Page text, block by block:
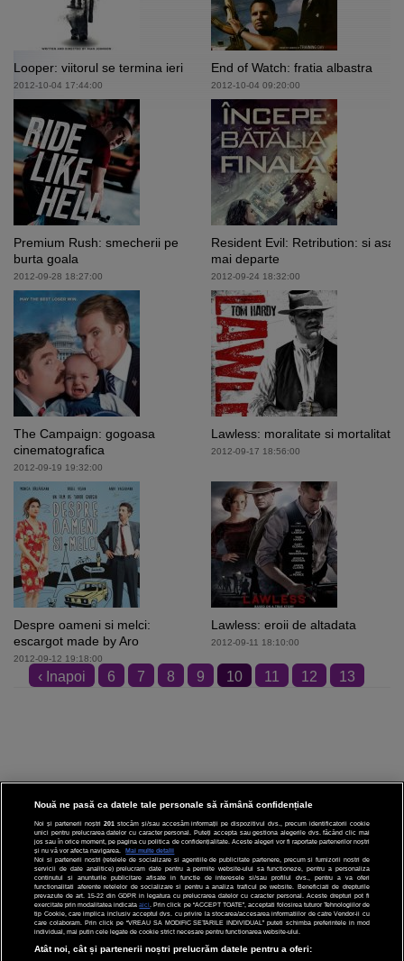
Looper: viitorul se termina ieri
2012-10-04 17:44:00
End of Watch: fratia albastra
2012-10-04 09:20:00
Premium Rush: smecherii pe
burta goala
2012-09-28 18:27:00
Resident Evil: Retribution: si asa
mai departe
2012-09-24 18:32:00
The Campaign: gogoasa
cinematografica
2012-09-19 19:32:00
Lawless: moralitate si mortalitate
2012-09-17 18:56:00
Despre oameni si melci:
escargot made by Aro
2012-09-12 19:18:00
Lawless: eroii de altadata
2012-09-11 18:10:00
‹ Inapoi 6 7 8 9 10 11 12
13
CINEMA
DIVERTISMENT
STIRI
TEHNOLOGIE
Nouă ne pasă ca datele tale personale să rămână confidențiale
Noi și partenerii noștri 201 stocăm și/sau accesăm informații pe dispozitivul dvs., precum identificatorii cookie
unici pentru prelucrarea datelor cu caracter personal. Puteți accepta sau gestiona alegerile dvs. făcând clic mai
jos sau în orice moment, pe pagina cu politica de confidențialitate. Aceste alegeri vor fi raportate partenerilor noștri
și nu vă vor afecta navigarea.
Mai multe detalii
Noi si partenerii nostri (retelele de socializare si agentiile de publicitate partenere, precum si furnizorii nostri de
servicii de date analitice) prelucram date pentru a permite website-ului sa functioneze, pentru a personaliza
continutul si anunturile publicitare afisate in functie de interesele si/sau profilul dvs., pentru a va oferi
functionalitati aferente retelelor de socializare si pentru a analiza traficul pe website. Beneficiati de drepturile
prevazute de art. 15-22 din GDPR in legatura cu prelucrarea datelor cu caracter personal. Aceste drepturi pot fi
exercitate prin modalitatea indicataaici . Prin click pe “ACCEPT TOATE”, acceptati folosirea tuturor Tehnologiilor de
tip Cookie, care implica inclusiv acceptul dvs. cu privire la stocarea/accesarea informatiilor de catre Vendor-ii cu
care colaboram. Prin click pe “VREAU SA MODIFIC SETARILE INDIVIDUAL” puteti schimba preferintele in mod
individual, mai putin cele legate de cookie strict necesare pentru functionarea website-ului.
Atât noi, cât și partenerii noștri prelucrăm datele pentru a oferi: